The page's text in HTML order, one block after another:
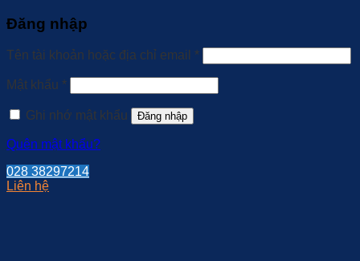
Đăng nhập
Tên tài khoản hoặc địa chỉ email *Bắt
buộc
Mật khẩu *Bắt
buộc
Ghi nhớ mật khẩu
Đăng nhập
Quên mật khẩu?
028 38297214
Liên hệ